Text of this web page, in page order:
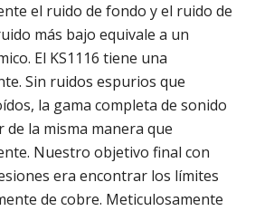
el ruido de fondo y el ruido de
más bajo equivale a un
El KS1116 tiene una
Sin ruidos espurios que
la gama completa de sonido
la misma manera que
Nuestro objetivo final con
era encontrar los límites
de cobre. Meticulosamente